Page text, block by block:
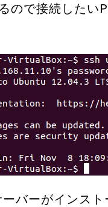
ので接続したい
バーがインス